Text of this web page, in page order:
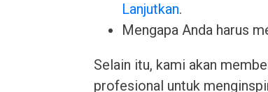
Lanjutkan.
Mengapa Anda harus
Selain itu, kami akan
profesional untuk